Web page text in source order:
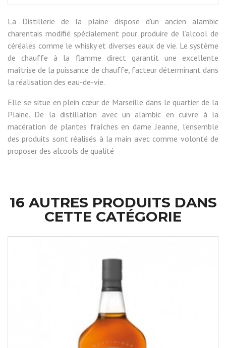
La Distillerie de la plaine dispose d'un ancien alambic
charentais modifié spécialement pour produire de l’alcool de
céréales comme le whisky et diverses eaux de vie. Le système
de chauffe à la flamme direct garantit une excellente
maîtrise de la puissance de chauffe, facteur déterminant dans
la réalisation des eau-de-vie.
Elle se situe en plein cœur de Marseille dans le quartier de la
Plaine. De la distillation avec un alambic en cuivre à la
macération de plantes fraîches en dame Jeanne, l’ensemble
des produits sont réalisés à la main avec comme volonté de
proposer des alcools de qualité
16 AUTRES PRODUITS DANS
CETTE CATÉGORIE